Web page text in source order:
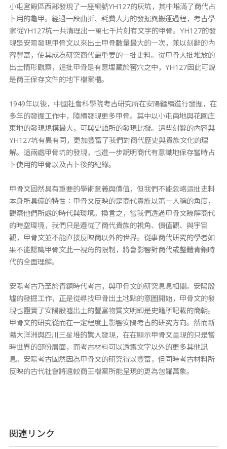
小屯宮殿區西部發現了一座編號YH127的灰坑，其中堆滿了商代占
卜用的龜甲。經過一段曲折、耗費人力的發掘與搬運過程，考古學
家從YH127坑一共清理出一萬七千片刻有文字的甲骨。YH127的發
現是安陽發現甲骨文以來出土甲骨數量最大的一次，兼以刻辭的內
容豐富，使其成為研究商代最重要的一批史料。從甲骨大批堆放的
出土情形觀察，這批甲骨是有意埋藏於窖穴之中，YH127因此可說
是商王保存文件的地下檔案櫃。
1949年以後，中國社會科學院考古研究所在安陽繼續進行發掘，在
多年的發掘工作中，陸續發現更多甲骨。其中以小屯南地與花園庄
東地的發現規模最大，可與史語所的發現比擬。這些刻辭的內容與
YH127坑有異有同，更加豐富了我們對商代歷史與貴族文化的理
解。這兩處甲骨坑的發現，也進一步說明商代有意識地保存當時占
卜使用的甲骨以及占卜後的紀錄。
甲骨文固然具有重要的學術意義與價值，但我們不能忽略這批史料
本身所具備的特性：甲骨文反映的是商代貴族以第一人稱的角度，
觀察他們所處的時代與環境。換言之，當我們透過甲骨文瞭解商代
的時空環境，我們只是遵從了商代貴族的視角、價值觀、與宇宙
觀，甲骨文並不能直接反映商以外的世界。從事商代研究的學者如
果不能認識甲骨文此一視角的限制，將會影響對商代或整體青銅時
代的全面理解。
安陽考古乃至於青銅時代考古，與甲骨文的研究息息相關。安陽殷
墟的發掘工作，正是從尋找甲骨出土地點的意圖開始，甲骨文的發
現也證實了安陽殷墟出土的豐富物質文明即是史籍所記載的商朝。
甲骨文的研究從而在一定程度上影響安陽考古的研究方向。然而新
灨大洋洲與四川三星堆的驚人發現，在在顯示甲骨文呈現的只是當
時世界的部份層面，而考古材料可以透露文字以外的更多其他訊
息。安陽考古固然因為甲骨文的研究得以豐富，但同時考古材料所
反映的古代社會將遠較商王檔案所能呈現的更為包羅萬象。
関連リンク